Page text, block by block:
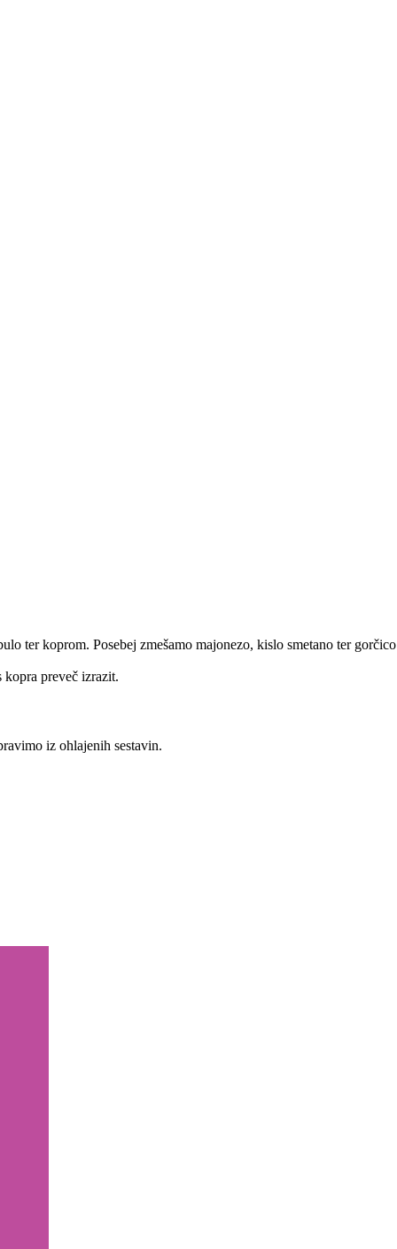
ter koprom. Posebej zmešamo majonezo, kislo smetano ter
preveč izrazit.
iz ohlajenih sestavin.